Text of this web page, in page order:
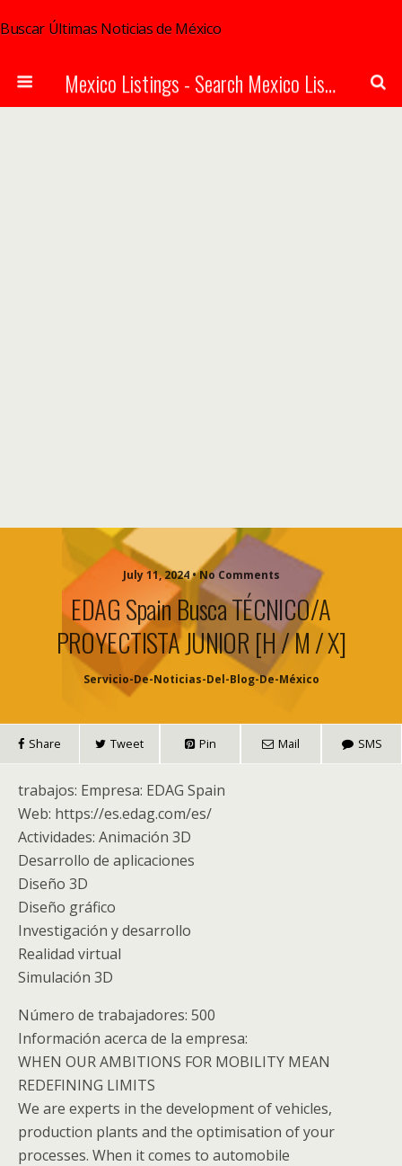
Buscar Últimas Noticias de México
Mexico Listings - Search Mexico Listings Online
July 11, 2024 • No Comments
EDAG Spain Busca TÉCNICO/A
PROYECTISTA JUNIOR [H / M / X]
Servicio-De-Noticias-Del-Blog-De-México
Share Tweet Pin Mail SMS
trabajos: Empresa: EDAG Spain
Web: https://es.edag.com/es/
Actividades: Animación 3D
Desarrollo de aplicaciones
Diseño 3D
Diseño gráfico
Investigación y desarrollo
Realidad virtual
Simulación 3D
Número de trabajadores: 500
Información acerca de la empresa:
WHEN OUR AMBITIONS FOR MOBILITY MEAN
REDEFINING LIMITS
We are experts in the development of vehicles,
production plants and the optimisation of your
processes. When it comes to automobile